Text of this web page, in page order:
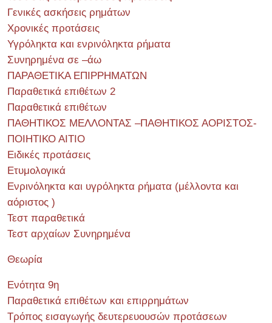
Γενικές ασκήσεις ρημάτων
Χρονικές προτάσεις
Υγρόληκτα και ενρινόληκτα ρήματα
Συνηρημένα σε –άω
ΠΑΡΑΘΕΤΙΚΑ ΕΠΙΡΡΗΜΑΤΩΝ
Παραθετικά επιθέτων 2
Παραθετικά επιθέτων
ΠΑΘΗΤΙΚΟΣ ΜΕΛΛΟΝΤΑΣ –ΠΑΘΗΤΙΚΟΣ ΑΟΡΙΣΤΟΣ-
ΠΟΙΗΤΙΚΟ ΑΙΤΙΟ
Ειδικές προτάσεις
Ετυμολογικά
Ενρινόληκτα και υγρόληκτα ρήματα (μέλλοντα και
αόριστος )
Τεστ παραθετικά
Τεστ αρχαίων Συνηρημένα
Θεωρία
Ενότητα 9η
Παραθετικά επιθέτων και επιρρημάτων
Τρόπος εισαγωγής δευτερευουσών προτάσεων